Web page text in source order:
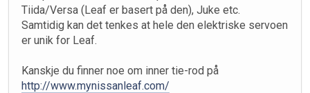
Tiida/Versa (Leaf er basert på den), Juke etc.
Samtidig kan det tenkes at hele den elektriske servoen
er unik for Leaf.
Kanskje du finner noe om inner tie-rod på
http://www.mynissanleaf.com/